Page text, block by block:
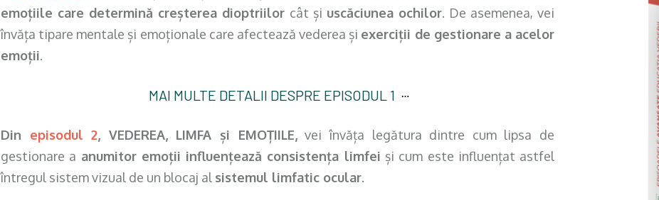
emoțiile care determină creșterea dioptriilor cât și uscăciunea ochilor. De asemenea, vei
învăța tipare mentale și emoționale care afectează vederea și exerciții de gestionare a acelor
emoții.
MAI MULTE DETALII DESPRE EPISODUL 1
Din episodul 2, VEDEREA, LIMFA și EMOȚIILE,vei învăța legătura dintre cum lipsa de
gestionare a anumitor emoții influențează consistența limfei și cum este influențat astfel
întregul sistem vizual de un blocaj al sistemul limfatic ocular.